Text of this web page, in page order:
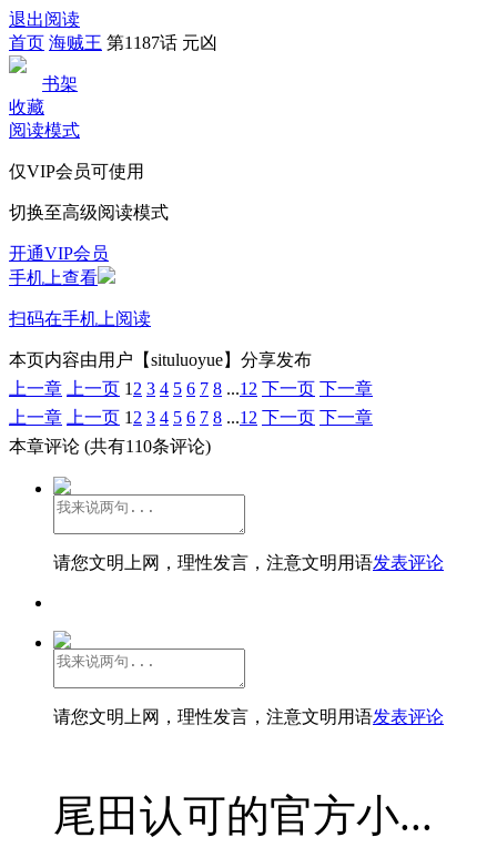
退出阅读
首页 海贼王 第1187话 元凶
书架
收藏
阅读模式
仅VIP会员可使用
切换至高级阅读模式
开通VIP会员
手机上查看
扫码在手机上阅读
本页内容由用户【situluoyue】分享发布
上一章
上一页 1 2 3 4 5 6 7 8 ...12 下一页 下一章
上一章
上一页 1 2 3 4 5 6 7 8 ...12 下一页 下一章
本章评论 (共有110条评论)
请您文明上网，理性发言，注意文明用语发表评论
请您文明上网，理性发言，注意文明用语发表评论
尾田认可的官方小...